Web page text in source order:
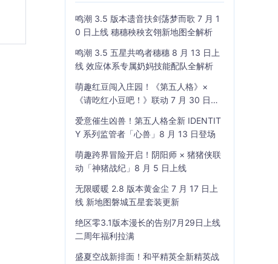
鸣潮 3.5 版本遗音扶剑荡梦而歌 7 月 1
0 日上线 穗穗秧秧玄翎新地图全解析
鸣潮 3.5 五星共鸣者穗穗 8 月 13 日上
线 效应体系专属奶妈技能配队全解析
萌趣红豆闯入庄园！《第五人格》×
《请吃红小豆吧！》联动 7 月 30 日开
爱意催生凶兽！第五人格全新 IDENTIT
Y 系列监管者「心兽」8 月 13 日登场
萌趣跨界冒险开启！阴阳师 × 猪猪侠联
动「神猪战纪」8 月 5 日上线
无限暖暖 2.8 版本黄金尘 7 月 17 日上
线 新地图磐城五星套装更新
绝区零3.1版本漫长的告别7月29日上线
二周年福利拉满
盛夏空战新排面！和平精英全新精英战